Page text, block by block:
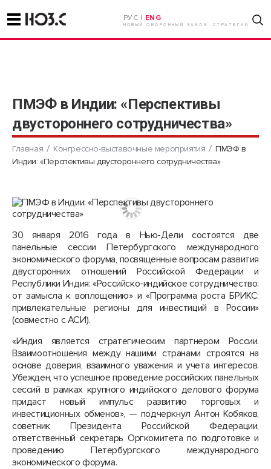
РУС | ENG
НОВЫЙ ОБОРОННЫЙ ЗАКАЗ. СТРАТЕГИИ
ПМЭФ в Индии: «Перспективы
двустороннего сотрудничества»
Главная Конгрессно-выставочные мероприятия
ПМЭФ в
Индии: «Перспективы двустороннего сотрудничества»
30 января 2016 года в Нью-Дели состоятся две
панельные сессии Петербургского международного
экономического форума, посвященные вопросам развития
двусторонних отношений Российской Федерации и
Республики Индия: «Российско-индийское сотрудничество:
от замысла к воплощению» и «Программа роста БРИКС:
привлекательные регионы для инвестиций в России»
(совместно с АСИ).
«Индия является стратегическим партнером России.
Взаимоотношения между нашими странами строятся на
основе доверия, взаимного уважения и учета интересов.
Убежден, что успешное проведение российских панельных
сессий в рамках крупного индийского делового форума
придаст новый импульс развитию торговых и
инвестиционных обменов», — подчеркнул Антон Кобяков,
советник Президента Российской Федерации,
ответственный секретарь Оргкомитета по подготовке и
проведению Петербургского международного
экономического форума.